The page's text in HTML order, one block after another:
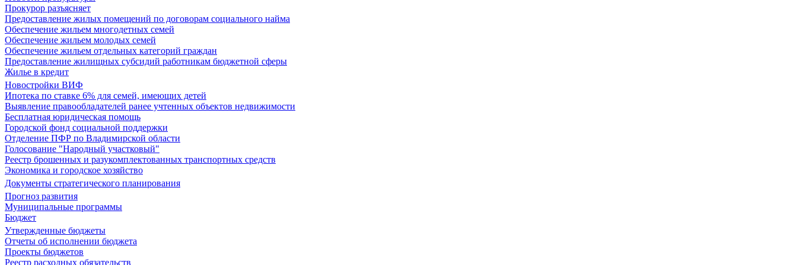
Прокурор разъясняет
Предоставление жилых помещений по договорам социального найма
Обеспечение жильем многодетных семей
Обеспечение жильем молодых семей
Обеспечение жильем отдельных категорий граждан
Предоставление жилищных субсидий работникам бюджетной сферы
Жилье в кредит
Новостройки ВИФ
Ипотека по ставке 6% для семей, имеющих детей
Выявление правообладателей ранее учтенных объектов недвижимости
Бесплатная юридическая помощь
Городской фонд социальной поддержки
Отделение ПФР по Владимирской области
Голосование "Народный участковый"
Реестр брошенных и разукомплектованных транспортных средств
Экономика и городское хозяйство
Документы стратегического планирования
Прогноз развития
Муниципальные программы
Бюджет
Утвержденные бюджеты
Отчеты об исполнении бюджета
Проекты бюджетов
Реестр расходных обязательств